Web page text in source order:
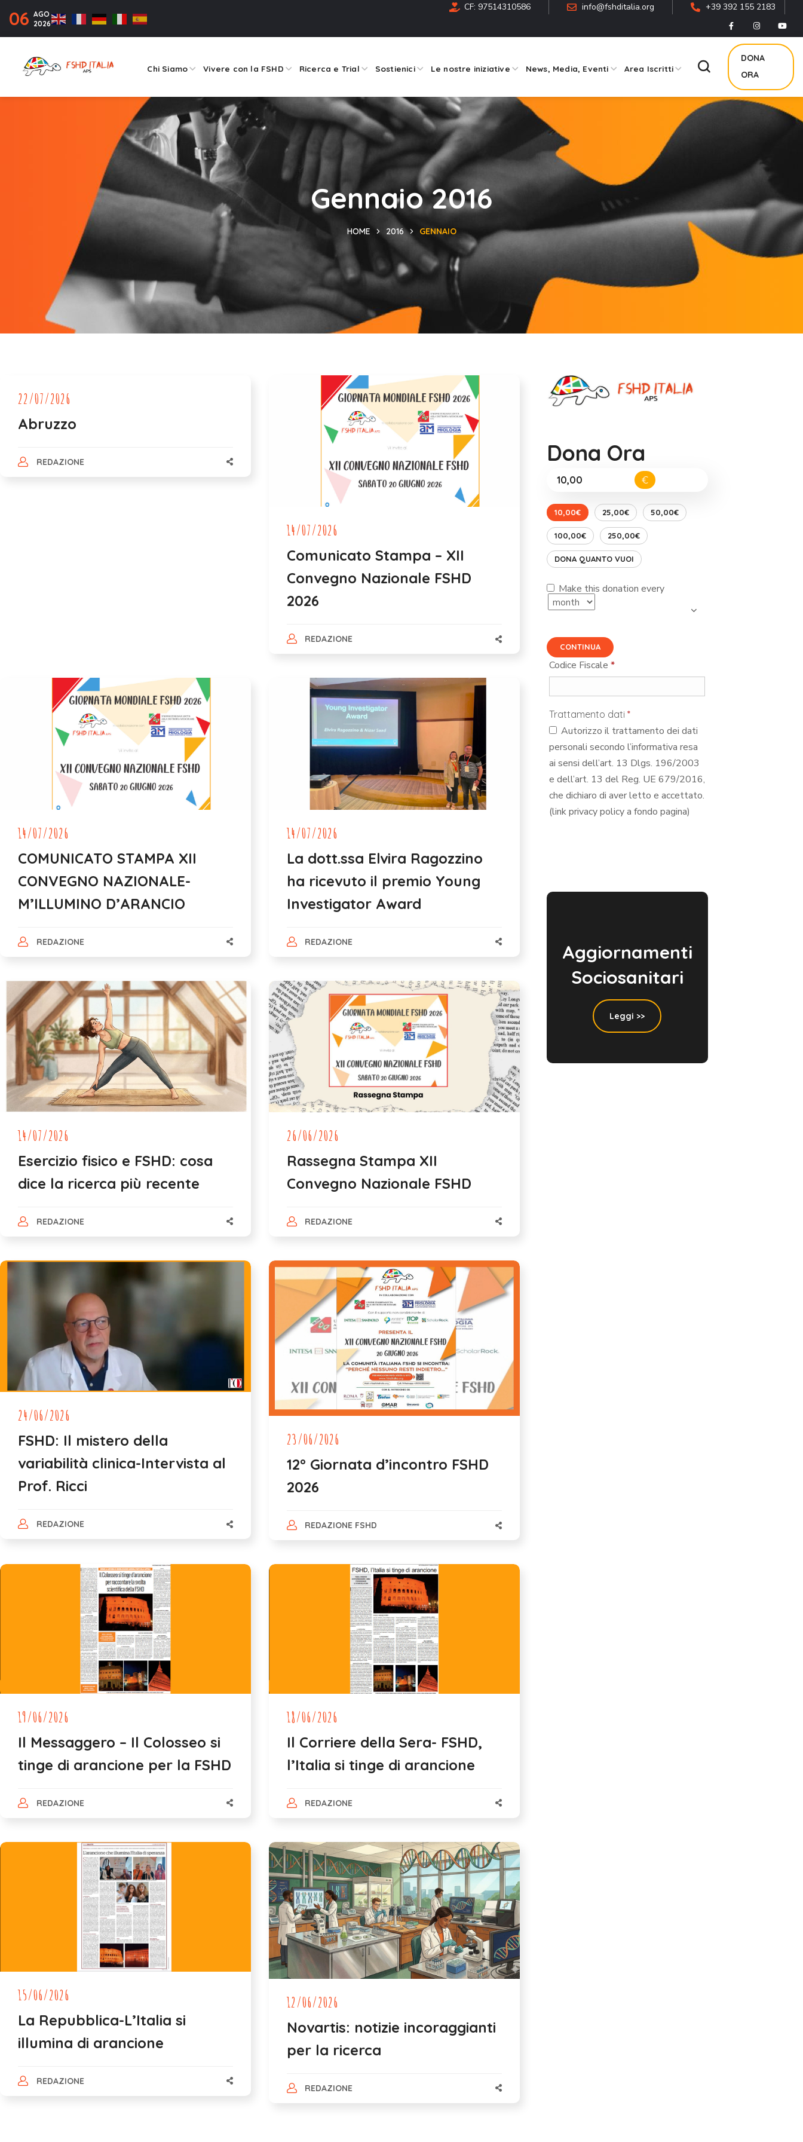
06 AGO
2026
CF: 97514310586 info@fshditalia.org +39 392 155 2183
Chi Siamo Vivere con la FSHD Ricerca e Trial Sostienici Le nostre iniziative News, Media, Eventi Area Iscritti
DONA
ORA
Gennaio 2016
HOME 2016 GENNAIO
22/07/2026
Abruzzo
REDAZIONE
14/07/2026
Comunicato Stampa – XII
Convegno Nazionale FSHD
2026
REDAZIONE
14/07/2026
COMUNICATO STAMPA XII
CONVEGNO NAZIONALE-
M’ILLUMINO D’ARANCIO
REDAZIONE
14/07/2026
La dott.ssa Elvira Ragozzino
ha ricevuto il premio Young
Investigator Award
REDAZIONE
14/07/2026
Esercizio fisico e FSHD: cosa
dice la ricerca più recente
REDAZIONE
26/06/2026
Rassegna Stampa XII
Convegno Nazionale FSHD
REDAZIONE
24/06/2026
FSHD: Il mistero della
variabilità clinica-Intervista al
Prof. Ricci
REDAZIONE
23/06/2026
12° Giornata d’incontro FSHD
2026
REDAZIONE FSHD
19/06/2026
Il Messaggero – Il Colosseo si
tinge di arancione per la FSHD
REDAZIONE
18/06/2026
Il Corriere della Sera- FSHD,
l’Italia si tinge di arancione
REDAZIONE
15/06/2026
La Repubblica-L’Italia si
illumina di arancione
REDAZIONE
12/06/2026
Novartis: notizie incoraggianti
per la ricerca
REDAZIONE
Dona Ora
€
10,00€ 25,00€ 50,00€
100,00€ 250,00€
DONA QUANTO VUOI
Make this donation every
CONTINUA
Codice Fiscale *
Trattamento dati *
personali secondo l’informativa resa
ai sensi dell’art. 13 Dlgs. 196/2003
e dell’art. 13 del Reg. UE 679/2016,
che dichiaro di aver letto e accettato.
(link privacy policy a fondo pagina)
Aggiornamenti
Sociosanitari
Leggi >>